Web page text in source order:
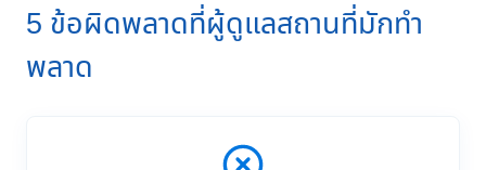
5 ข้อผิดพลาดที่ผู้ดูแลสถานที่มักทำ
พลาด